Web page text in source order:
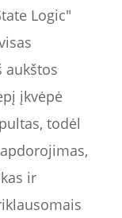
Logic"
aukštos
įkvėpė
todėl
ir